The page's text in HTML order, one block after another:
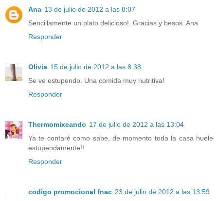
Ana 13 de julio de 2012 a las 8:07
Sencillamente un plato delicioso!. Gracias y besos. Ana
Responder
Olivia 15 de julio de 2012 a las 8:38
Se ve estupendo. Una comida muy nutritiva!
Responder
Thermomixeando 17 de julio de 2012 a las 13:04
Ya te contaré como sabe, de momento toda la casa huele
estupendamente!!
Responder
codigo promocional fnac 23 de julio de 2012 a las 13:59